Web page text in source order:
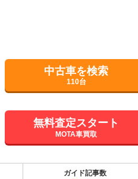
中古車を検索
110台
無料査定スタート
MOTA車買取
ガイド記事数